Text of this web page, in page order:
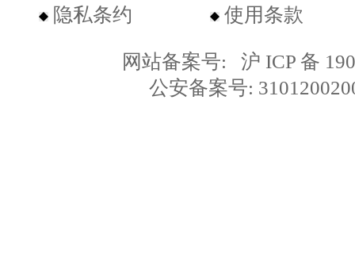
隐私条约 使用条款
网站备案号: 沪 ICP 备
公安备案号: